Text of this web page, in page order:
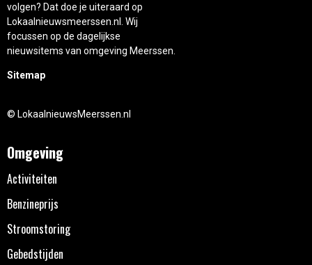
volgen? Dat doe je uiteraard op
Lokaalnieuwsmeerssen.nl. Wij
focussen op de dagelijkse
nieuwsitems van omgeving Meerssen.
Sitemap
© LokaalnieuwsMeerssen.nl
Omgeving
Activiteiten
Benzineprijs
Stroomstoring
Gebedstijden